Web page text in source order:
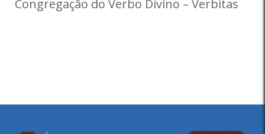
Congregação do Verbo Divino – Verbitas